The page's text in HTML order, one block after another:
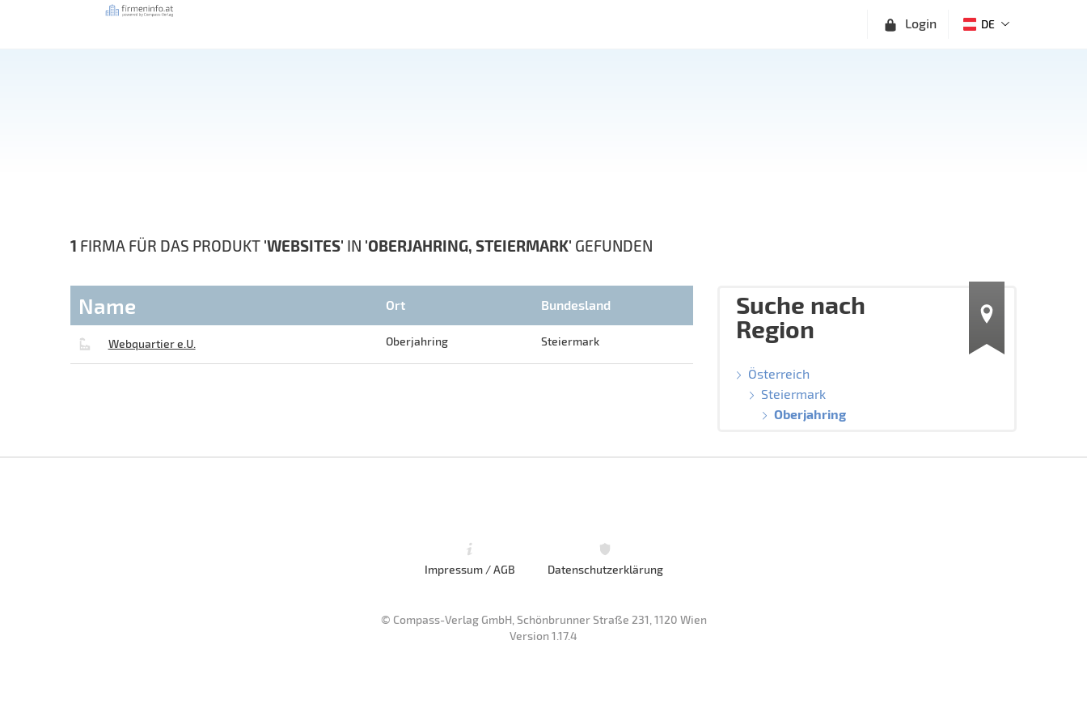
Login DE
1 FIRMA FÜR DAS PRODUKT 'WEBSITES' IN 'OBERJAHRING, STEIERMARK' GEFUNDEN
Name Ort Bundesland
Webquartier e.U. Oberjahring Steiermark
Suche nach
Region
Österreich
Steiermark
Oberjahring
Impressum / AGB Datenschutzerklärung
© Compass-Verlag GmbH, Schönbrunner Straße 231, 1120 Wien
Version 1.17.4